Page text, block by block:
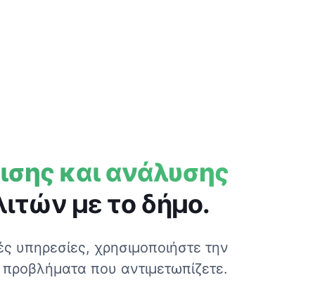
και ανάλυσης
με το δήμο.
υπηρεσίες, χρησιμοποιήστε την
που αντιμετωπίζετε.